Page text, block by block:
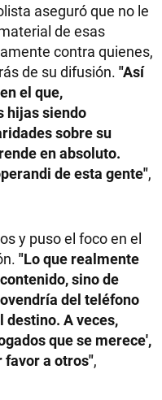
aseguró que no le
de esas
contra quienes,
de su difusión. "Así
el que,
hijas siendo
sobre su
en absoluto.
de esta gente",
y puso el foco en el
"Lo que realmente
sino de
del teléfono
destino. A veces,
que se merece',
favor a otros",